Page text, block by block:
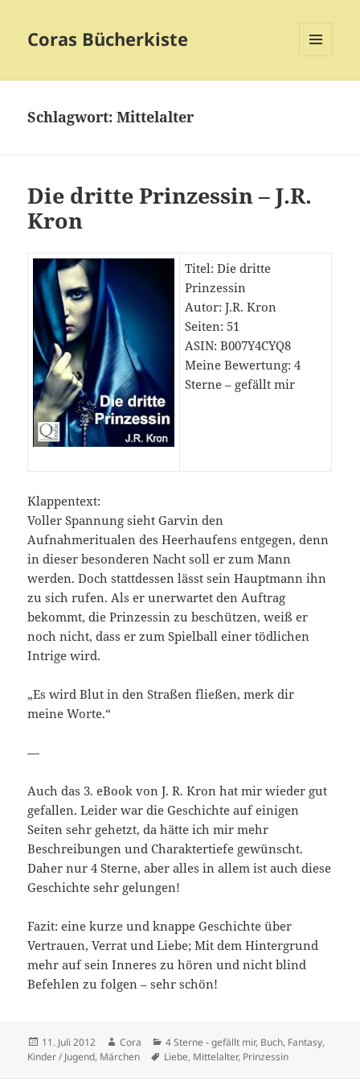
Coras Bücherkiste
Schlagwort:Mittelalter
Die dritte Prinzessin – J.R.
Kron
Titel: Die dritte
Prinzessin
Autor: J.R. Kron
Seiten: 51
ASIN: B007Y4CYQ8
Meine Bewertung: 4
Sterne – gefällt mir
Klappentext:
Voller Spannung sieht Garvin den
Aufnahmeritualen des Heerhaufens entgegen, denn
in dieser besonderen Nacht soll er zum Mann
werden. Doch stattdessen lässt sein Hauptmann ihn
zu sich rufen. Als er unerwartet den Auftrag
bekommt, die Prinzessin zu beschützen, weiß er
noch nicht, dass er zum Spielball einer tödlichen
Intrige wird.
„Es wird Blut in den Straßen fließen, merk dir
meine Worte.“
—
Auch das 3. eBook von J. R. Kron hat mir wieder gut
gefallen. Leider war die Geschichte auf einigen
Seiten sehr gehetzt, da hätte ich mir mehr
Beschreibungen und Charaktertiefe gewünscht.
Daher nur 4 Sterne, aber alles in allem ist auch diese
Geschichte sehr gelungen!
Fazit: eine kurze und knappe Geschichte über
Vertrauen, Verrat und Liebe; Mit dem Hintergrund
mehr auf sein Inneres zu hören und nicht blind
Befehlen zu folgen – sehr schön!
Veröffentlicht
am
11. Juli 2012 Autor
Cora Kategorien
4 Sterne - gefällt mir, Buch, Fantasy,
Kinder / Jugend, Märchen Schlagwörter
Liebe, Mittelalter, Prinzessin